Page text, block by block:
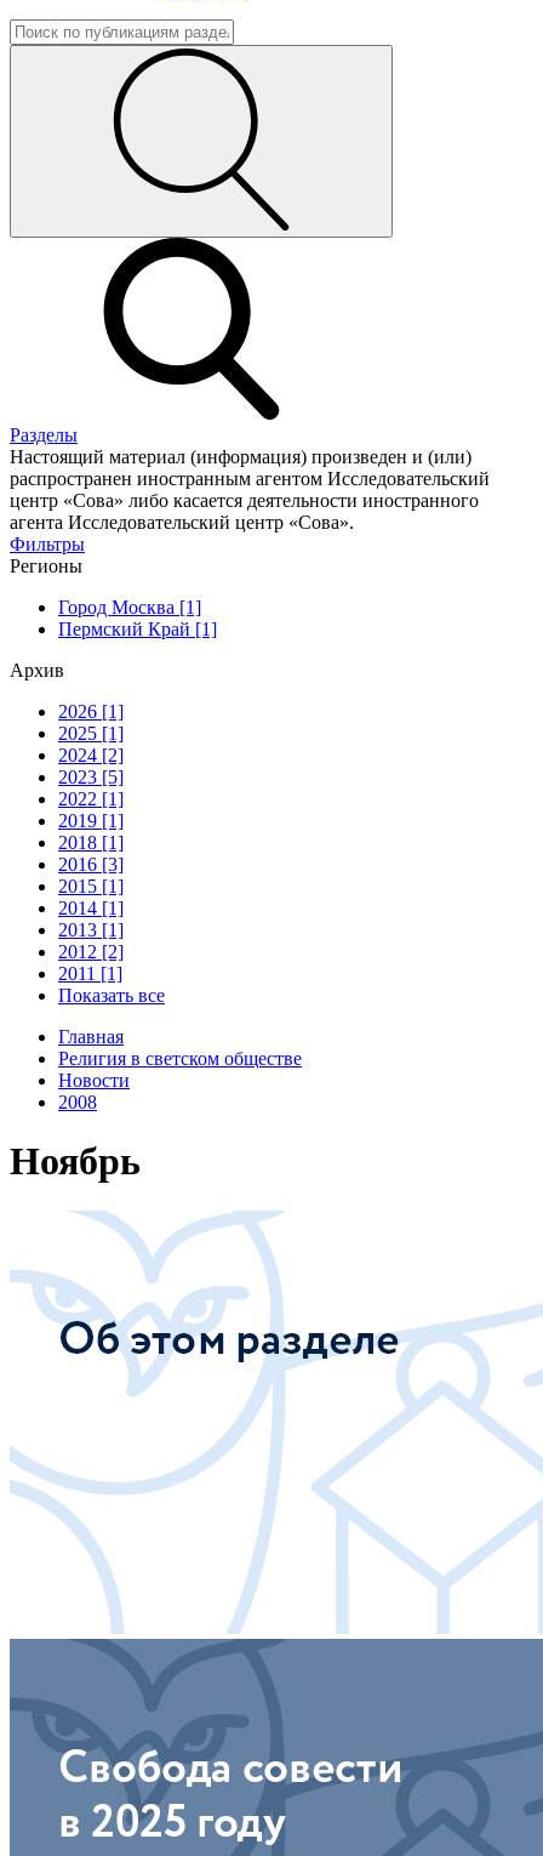
Разделы
Настоящий материал (информация) произведен и (или)
распространен иностранным агентом Исследовательский
центр «Сова» либо касается деятельности иностранного
агента Исследовательский центр «Сова».
Фильтры
Регионы
Город Москва [1]
Пермский Край [1]
Архив
2026 [1]
2025 [1]
2024 [2]
2023 [5]
2022 [1]
2019 [1]
2018 [1]
2016 [3]
2015 [1]
2014 [1]
2013 [1]
2012 [2]
2011 [1]
Показать все
Главная
Религия в светском обществе
Новости
2008
Ноябрь